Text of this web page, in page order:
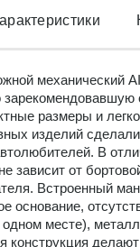
механический
размеры и
изделий
В
зависит от
Встроенный
основание,
месте),
конструкция